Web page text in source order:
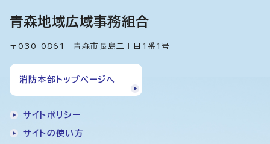
青森地域広域事務組合
〒030-0861 青森市長島二丁目1番1号
消防本部トップページへ
サイトポリシー
サイトの使い方